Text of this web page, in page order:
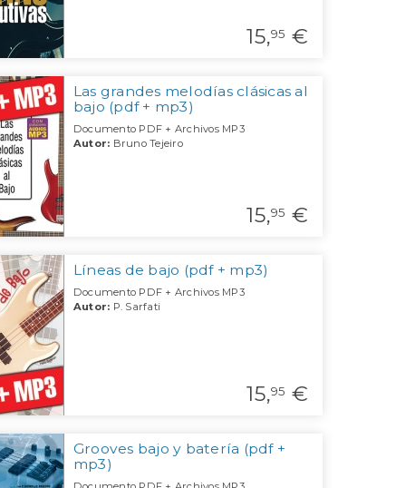
15,95 €
Las grandes melodías clásicas al
bajo (pdf + mp3)
Documento PDF + Archivos MP3
Autor: Bruno Tejeiro
15,95 €
Líneas de bajo (pdf + mp3)
Documento PDF + Archivos MP3
Autor: P. Sarfati
15,95 €
Grooves bajo y batería (pdf +
mp3)